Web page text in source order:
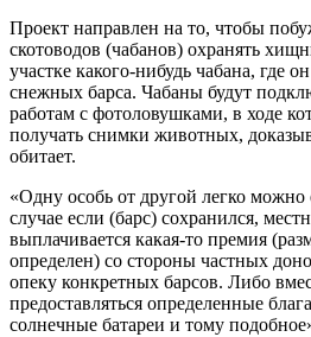
Проект направлен на то, чтобы
скотоводов (чабанов) охранять
участке какого-нибудь чабана, где
снежных барса. Чабаны будут
работам с фотоловушками, в ходе
получать снимки животных,
обитает.
«Одну особь от другой легко
случае если (барс) сохранился,
выплачивается какая-то премия
определен) со стороны частных
опеку конкретных барсов. Либо
предоставляться определенные
солнечные батареи и тому